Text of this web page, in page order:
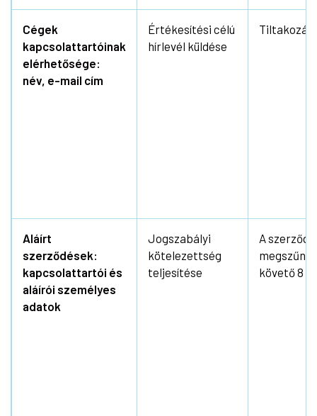
Cégek
kapcsolattartóinak
elérhetősége:
név, e-mail cím
Értékesítési célú
hírlevél küldése
Aláírt
szerződések:
kapcsolattartói és
aláírói személyes
adatok
Jogszabályi
kötelezettség
teljesítése
A
követő 8 év